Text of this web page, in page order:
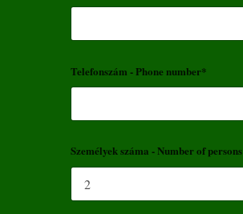
Telefonszám - Phone number*
Személyek száma - Number of persons